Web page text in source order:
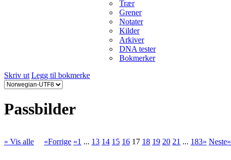
Trær
Grener
Notater
Kilder
Arkiver
DNA tester
Bokmerker
Skriv ut Legg til bokmerke
Passbilder
» Vis alle «Forrige «1 ... 13 14 15 16 17 18 19 20 21 ... 183» Neste»